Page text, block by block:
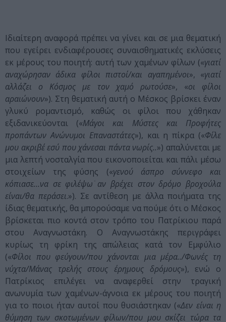
Ιδιαίτερη αναφορά πρέπει να γίνει και σε μια θεματική
που εγείρει ενδιαφέρουσες συναισθηματικές εκλύσεις
εκ μέρους του ποιητή: αυτή των χαμένων φίλων («γιατί
αναχώρησαν άδικα φίλοι πιστοί/και αγαπημένοι», «γιατί
αλλάζει ο Κόσμος με τον χαμό ρωτούσε», «οι φίλοι
αραιώνουν»). Στη θεματική αυτή ο Μέσκος βρίσκει έναν
γλυκύ ρομαντισμό, καθώς οι φίλοι που χάθηκαν
εξιδανικεύονται («Μάγοι και Μύστες και Προφήτες
προπάντων Ανώνυμοι Επαναστάτες»), και η πίκρα («Φίλε
μου ακριβέ εσύ που χάνεσαι πάντα νωρίς..») απαλύνεται με
μια λεπτή νοσταλγία που εικονοποιείται και πάλι μέσω
στοιχείων της φύσης («γενού άσπρο σύννεφο και
κόπιασε…να σε φιλέψω ̇αν βρέχει στον δρόμο βροχούλα
είναι/θα περάσει.»). Σε αντίθεση με άλλα ποιήματα της
ίδιας θεματικής, θα μπορούσαμε να πούμε ότι ο Μέσκος
βρίσκεται πιο κοντά στον τρόπο του Πατρίκιου παρά
στου Αναγνωστάκη. Ο Αναγνωστάκης περιγράφει
κυρίως τη φρίκη της απώλειας κατά τον Εμφύλιο
(«Φίλοι που φεύγουν/που χάνονται μια μέρα../Φωνές τη
νύχτα/Μάνας τρελής στους έρημους δρόμους»), ενώ ο
Πατρίκιος επιλέγει να αναφερθεί στην τραγική
ανωνυμία των χαμένων-άγνοια εκ μέρους του ποιητή
για το ποιοι ήταν αυτοί που θυσιάστηκαν («Δεν είναι η
θύμηση των σκοτωμένων φίλων/που μου σκίζει τώρα τα